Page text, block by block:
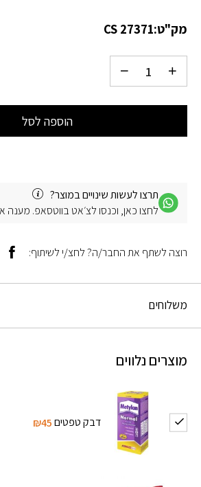
מק"ט:CS 27371
הוספה לסל
תרצו לעשות שינויים במוצר?
לחצו כאן, וכנסו לצ׳אט בווטסאפ. מענה
משלוחים
מוצרים נלווים
דבק טפטים₪45
רוצה לשתף את החבר/ה? לחצ/י לשיתוף: